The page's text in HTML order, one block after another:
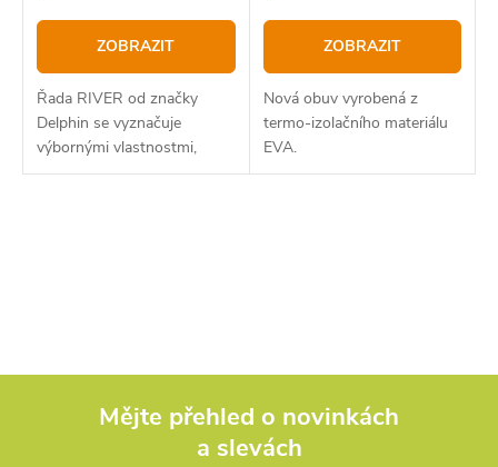
ZOBRAZIT
Řada RIVER od značky
Delphin se vyznačuje
výbornými vlastnostmi,
přijatelnou cenou a vysoce
ZOBRAZIT
Nová obuv vyrobená z
termo-izolačního materiálu
EVA.
á
Mějte přehled o novinkách
a slevách